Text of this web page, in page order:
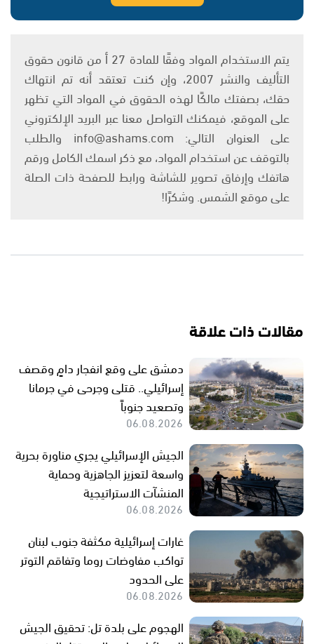
يتم الاستخدام المواد وفقًا للمادة 27 أ من قانون حقوق
التأليف والنشر 2007، وإن كنت تعتقد أنه تم انتهاك
حقك، بصفتك مالكًا لهذه الحقوق في المواد التي تظهر
على الموقع، فيمكنك التواصل معنا عبر البريد الإلكتروني
على العنوان التالي: info@ashams.com والطلب
بالتوقف عن استخدام المواد، مع ذكر اسمك الكامل ورقم
هاتفك وإرفاق تصوير للشاشة ورابط للصفحة ذات الصلة
على موقع الشمس. وشكرًا!
مقالات ذات علاقة
دمشق على وقع انفجار دامٍ وقصف
إسرائيلي.. قتلى وجرحى في جرمانا
وتصعيد جنوباً
06.08.2026
الجيش الإسرائيلي يجري مناورة بحرية
واسعة لتعزيز الجاهزية وحماية
المنشآت الاستراتيجية
06.08.2026
غارات إسرائيلية مكثفة جنوب لبنان
تواكب مفاوضات روما وتفاقم التوتر
على الحدود
06.08.2026
الهجوم على بلدة تل: تحقيق الجيش